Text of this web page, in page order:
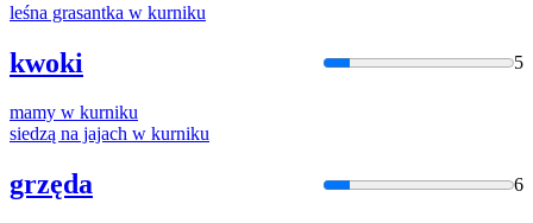
leśna grasantka w kurniku
kwoki 5
mamy w kurniku
siedzą na jajach w kurniku
grzęda 6